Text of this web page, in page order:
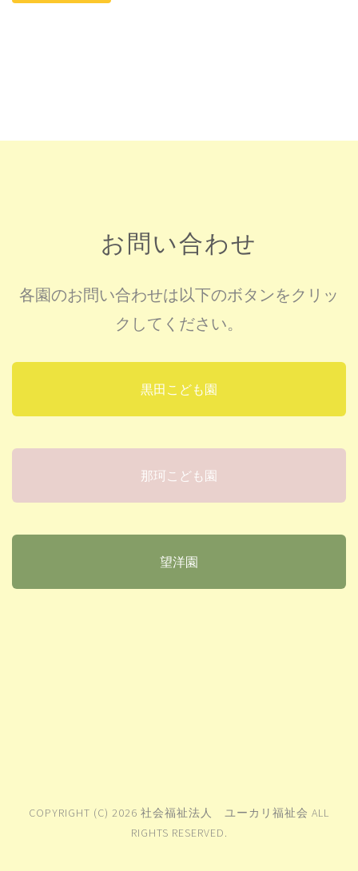
お問い合わせ
各園のお問い合わせは以下のボタンをクリッ
クしてください。
黒田こども園
那珂こども園
望洋園
COPYRIGHT (C) 2026 社会福祉法人 ユーカリ福祉会 ALL
RIGHTS RESERVED.